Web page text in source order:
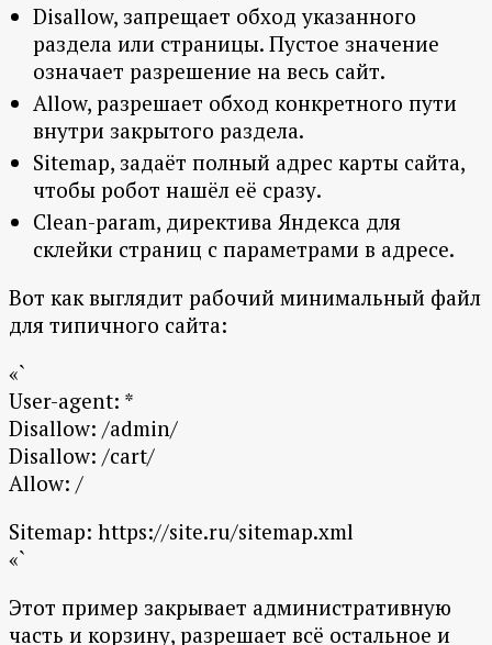
Disallow, запрещает обход указанного
раздела или страницы. Пустое значение
означает разрешение на весь сайт.
Allow, разрешает обход конкретного пути
внутри закрытого раздела.
Sitemap, задаёт полный адрес карты сайта,
чтобы робот нашёл её сразу.
Clean-param, директива Яндекса для
склейки страниц с параметрами в адресе.
Вот как выглядит рабочий минимальный файл
для типичного сайта:
«`
User-agent: *
Disallow: /admin/
Disallow: /cart/
Allow: /
Sitemap: https://site.ru/sitemap.xml
«`
Этот пример закрывает административную
часть и корзину, разрешает всё остальное и